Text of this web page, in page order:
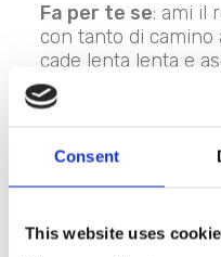
Consent
This website uses
Fa per te se: ami il
con tanto di camino
cade lenta lenta e
7. Plaid
fortuna